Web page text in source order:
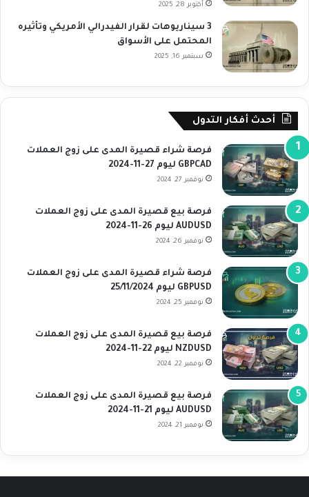
أكتوبر 28, 2025
3 سيناريوهات لقرار الفيدرالي الأمريكي وتأثيره
المحتمل على الأسواق
سبتمبر 16, 2025
أحدث أفكار التدول
فرصة شراء قصيرة المدى على زوج العملات
GBPCAD ليوم 27-11-2024
نوفمبر 27, 2024
فرصة بيع قصيرة المدى على زوج العملات
AUDUSD ليوم 26-11-2024
نوفمبر 26, 2024
فرصة شراء قصيرة المدى على زوج العملات
GBPUSD ليوم 25/11/2024
نوفمبر 25, 2024
فرصة بيع قصيرة المدى على زوج العملات
NZDUSD ليوم 22-11-2024
نوفمبر 22, 2024
فرصة بيع قصيرة المدى على زوج العملات
AUDUSD ليوم 21-11-2024
نوفمبر 21, 2024